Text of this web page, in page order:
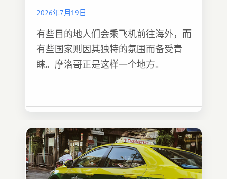
2026年7月19日
有些目的地人们会乘飞机前往海外，而
有些国家则因其独特的氛围而备受青
睐。摩洛哥正是这样一个地方。